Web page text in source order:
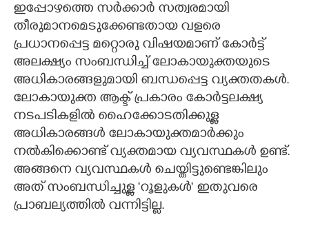
ഇപ്പോഴത്തെ സർക്കാർ സത്വരമായി
തീരുമാനമെടുക്കേണ്ടതായ വളരെ
പ്രധാനപ്പെട്ട മറ്റൊരു വിഷയമാണ് കോർട്ട്
അലക്ഷ്യം സംബന്ധിച്ച് ലോകായുക്തയുടെ
അധികാരങ്ങളുമായി ബന്ധപ്പെട്ട വ്യക്തതകൾ.
ലോകായുക്ത ആക്ട് പ്രകാരം കോർട്ടലക്ഷ്യ
നടപടികളിൽ ഹൈക്കോടതിക്കുള്ള
അധികാരങ്ങൾ ലോകായുക്തമാർക്കും
നൽകിക്കൊണ്ട് വ്യക്തമായ വ്യവസ്ഥകൾ ഉണ്ട്.
അങ്ങനെ വ്യവസ്ഥകൾ ചെയ്തിട്ടുണ്ടെങ്കിലും
അത് സംബന്ധിച്ചുള്ള 'റൂളുകൾ' ഇതുവരെ
പ്രാബല്യത്തിൽ വന്നിട്ടില്ല.
×
Share this link
Copy Link